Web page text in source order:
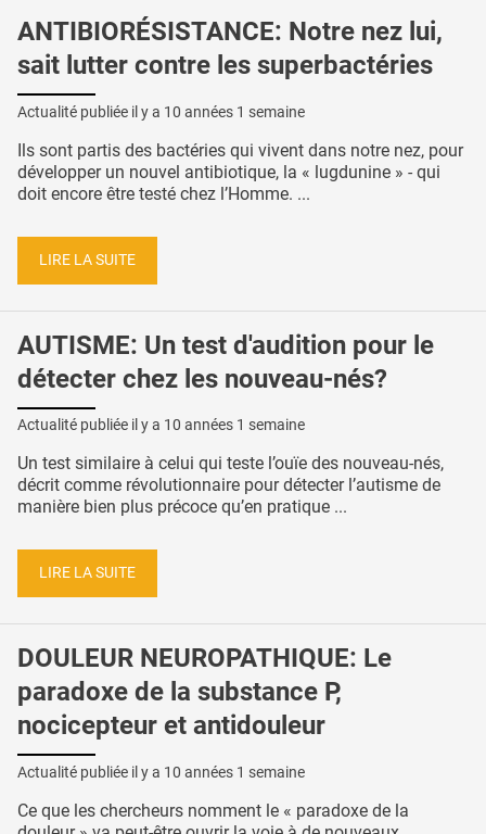
ANTIBIORÉSISTANCE: Notre nez lui,
sait lutter contre les superbactéries
Actualité publiée il y a 10 années 1 semaine
Ils sont partis des bactéries qui vivent dans notre nez, pour
développer un nouvel antibiotique, la « lugdunine » - qui
doit encore être testé chez l’Homme. ...
LIRE LA SUITE
AUTISME: Un test d'audition pour le
détecter chez les nouveau-nés?
Actualité publiée il y a 10 années 1 semaine
Un test similaire à celui qui teste l’ouïe des nouveau-nés,
décrit comme révolutionnaire pour détecter l’autisme de
manière bien plus précoce qu’en pratique ...
LIRE LA SUITE
DOULEUR NEUROPATHIQUE: Le
paradoxe de la substance P,
nocicepteur et antidouleur
Actualité publiée il y a 10 années 1 semaine
Ce que les chercheurs nomment le « paradoxe de la